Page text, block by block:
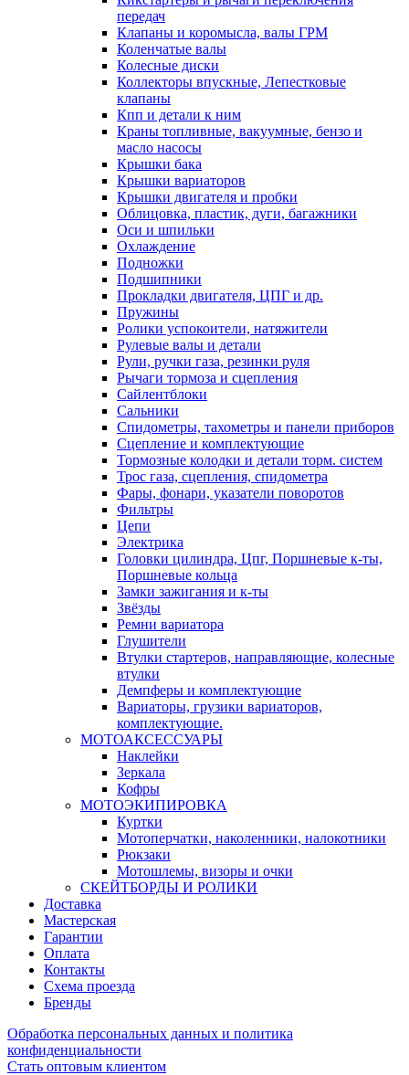
передач
Клапаны и коромысла, валы ГРМ
Коленчатые валы
Колесные диски
Коллекторы впускные, Лепестковые
клапаны
Кпп и детали к ним
Краны топливные, вакуумные, бензо и
масло насосы
Крышки бака
Крышки вариаторов
Крышки двигателя и пробки
Облицовка, пластик, дуги, багажники
Оси и шпильки
Охлаждение
Подножки
Подшипники
Прокладки двигателя, ЦПГ и др.
Пружины
Ролики успокоители, натяжители
Рулевые валы и детали
Рули, ручки газа, резинки руля
Рычаги тормоза и сцепления
Сайлентблоки
Сальники
Спидометры, тахометры и панели приборов
Сцепление и комплектующие
Тормозные колодки и детали торм. систем
Трос газа, сцепления, спидометра
Фары, фонари, указатели поворотов
Фильтры
Цепи
Электрика
Головки цилиндра, Цпг, Поршневые к-ты,
Поршневые кольца
Замки зажигания и к-ты
Звёзды
Ремни вариатора
Глушители
Втулки стартеров, направляющие, колесные
втулки
Демпферы и комплектующие
Вариаторы, грузики вариаторов,
комплектующие.
МОТОАКСЕССУАРЫ
Наклейки
Зеркала
Кофры
МОТОЭКИПИРОВКА
Куртки
Мотоперчатки, наколенники, налокотники
Рюкзаки
Мотошлемы, визоры и очки
СКЕЙТБОРДЫ И РОЛИКИ
Доставка
Мастерская
Гарантии
Оплата
Контакты
Схема проезда
Бренды
Обработка персональных данных и политика
конфиденциальности
Стать оптовым клиентом